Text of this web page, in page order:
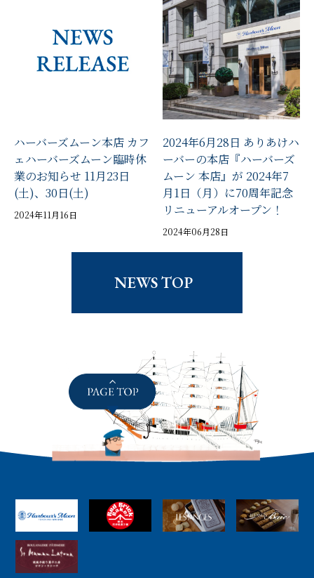
ハーバーズムーン本店 カフ
ェハーバーズムーン臨時休
業のお知らせ 11月23日
(土)、30日(土)
2024年11月16日
2024年6月28日 ありあけハ
ーバーの本店『ハーバーズ
ムーン 本店』が 2024年7
月1日（月）に70周年記念
リニューアルオープン！
2024年06月28日
NEWS TOP